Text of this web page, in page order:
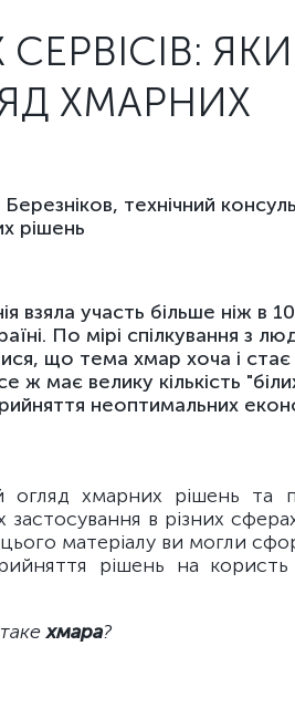
ХМАРНИХ
технічний
рішень
взяла участь більше ніж в
По мірі спілкування з
що тема хмар хоча і стає
ж має велику кількість
неоптимальних
огляд хмарних рішень та
застосування в різних
матеріалу ви могли
рішень на
хмара?